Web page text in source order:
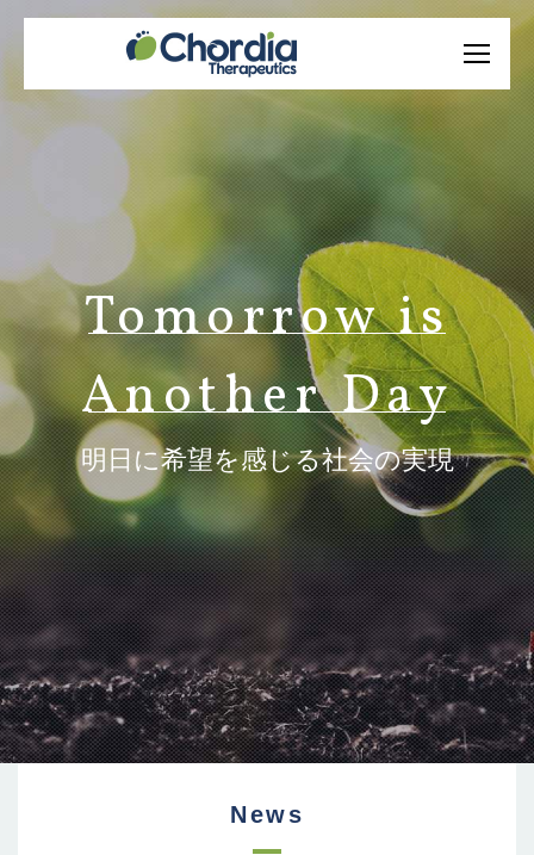
Tomorrow is
Another Day
明日に希望を感じる社会の実現
News